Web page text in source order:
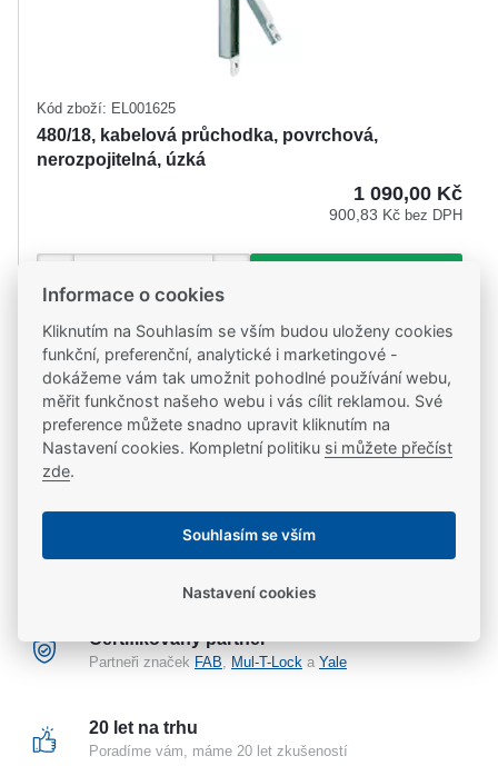
Kód zboží: EL001625
480/18, kabelová průchodka, povrchová,
nerozpojitelná, úzká
1 090,00 Kč
900,83 Kč bez DPH
Na objednávku
Doprava zdarma
Certifikovaný partner
Partneři značek FAB, Mul-T-Lock a Yale
20 let na trhu
Poradíme vám, máme 20 let zkušeností
Informace o cookies
Kliknutím na Souhlasím se vším budou uloženy cookies
funkční, preferenční, analytické i marketingové -
dokážeme vám tak umožnit pohodlné používání webu,
měřit funkčnost našeho webu i vás cílit reklamou. Své
preference můžete snadno upravit kliknutím na
Nastavení cookies. Kompletní politiku si můžete přečíst
zde.
Souhlasím se vším
Nastavení cookies